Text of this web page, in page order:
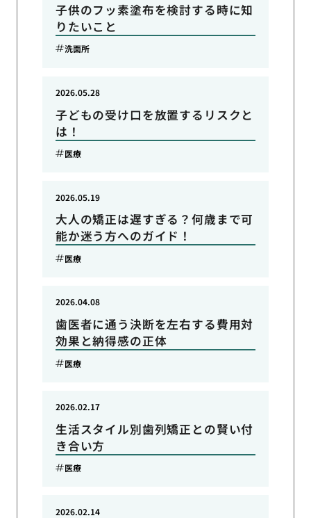
子供のフッ素塗布を検討する時に知
りたいこと
洗面所
子どもの受け口を放置するリスクと
は！
2026.05.28
医療
大人の矯正は遅すぎる？何歳まで可
能か迷う方へのガイド！
2026.05.19
医療
歯医者に通う決断を左右する費用対
効果と納得感の正体
2026.04.08
医療
生活スタイル別歯列矯正との賢い付
き合い方
2026.02.17
医療
2026.02.14